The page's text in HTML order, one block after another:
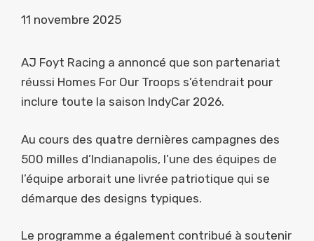
11 novembre 2025
AJ Foyt Racing a annoncé que son partenariat
réussi Homes For Our Troops s’étendrait pour
inclure toute la saison IndyCar 2026.
Au cours des quatre dernières campagnes des
500 milles d’Indianapolis, l’une des équipes de
l’équipe arborait une livrée patriotique qui se
démarque des designs typiques.
Le programme a également contribué à soutenir